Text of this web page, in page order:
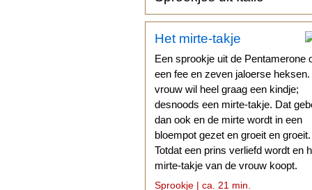
Het mirte-takje
Een sprookje uit de Pentamerone
een fee en zeven jaloerse
vrouw wil heel graag een kindje;
desnoods een mirte-takje. Dat
dan ook en de mirte wordt in een
bloempot gezet en groeit en groeit.
Totdat een prins verliefd wordt en
mirte-takje van de vrouw koopt.
Sprookje | ca. 21 min.